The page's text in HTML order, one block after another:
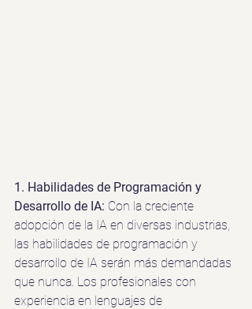
1. Habilidades de Programación y
Desarrollo de IA: Con la creciente
adopción de la IA en diversas industrias,
las habilidades de programación y
desarrollo de IA serán más demandadas
que nunca. Los profesionales con
experiencia en lenguajes de